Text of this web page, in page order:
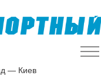
— Киев